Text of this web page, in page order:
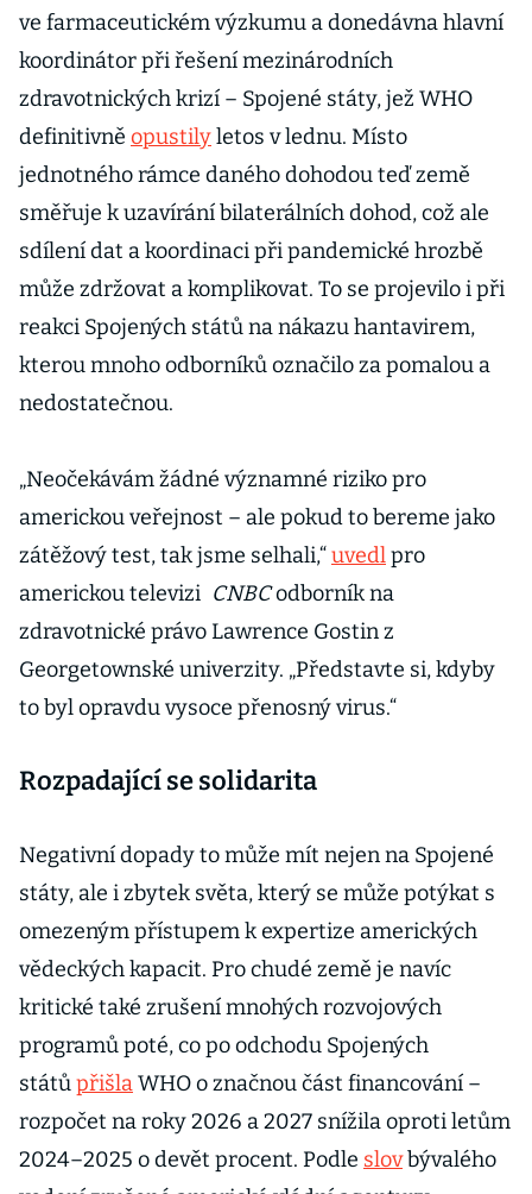
ve farmaceutickém výzkumu a donedávna hlavní
koordinátor při řešení mezinárodních
zdravotnických krizí – Spojené státy, jež WHO
definitivně opustilyletos v lednu. Místo
jednotného rámce daného dohodou teď země
směřuje k uzavírání bilaterálních dohod, což ale
sdílení dat a koordinaci při pandemické hrozbě
může zdržovat a komplikovat. To se projevilo i při
reakci Spojených států na nákazu hantavirem,
kterou mnoho odborníků označilo za pomalou a
nedostatečnou.
„Neočekávám žádné významné riziko pro
americkou veřejnost – ale pokud to bereme jako
zátěžový test, tak jsme selhali,“uvedlpro
americkou televizi CNBCodborník na
zdravotnické právo Lawrence Gostin z
Georgetownské univerzity. „Představte si, kdyby
to byl opravdu vysoce přenosný virus.“
Rozpadající se solidarita
Negativní dopady to může mít nejen na Spojené
státy, ale i zbytek světa, který se může potýkat s
omezeným přístupem k expertize amerických
vědeckých kapacit. Pro chudé země je navíc
kritické také zrušení mnohých rozvojových
programů poté, co po odchodu Spojených
státůpřišlaWHO o značnou část financování –
rozpočet na roky 2026 a 2027 snížila oproti letům
2024–2025 o devět procent. Podle slovbývalého